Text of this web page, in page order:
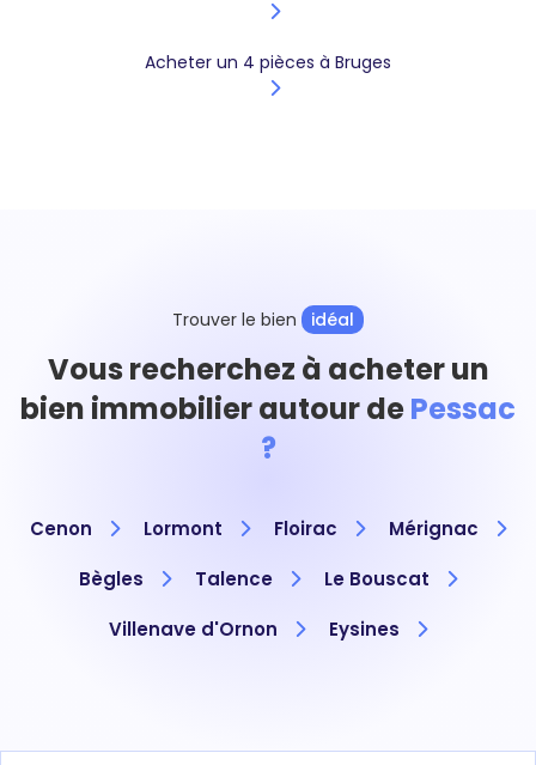
Acheter un 4 pièces à Bruges
Trouver le bien idéal
Vous recherchez à acheter un
bien immobilier autour dePessac
?
Cenon Lormont Floirac
Mérignac
Bègles
Talence
Le Bouscat
Villenave d'Ornon
Eysines